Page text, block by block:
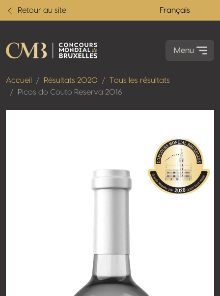
Retour au site Français
Menu
Accueil Résultats 2020
Tous les résultats
Picos do Couto Reserva 2016